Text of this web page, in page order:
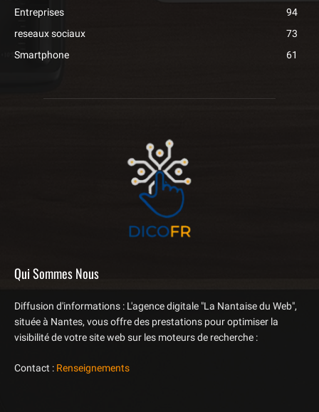
Entreprises
94
reseaux sociaux
73
Smartphone
61
Qui Sommes Nous
Diffusion d'informations : L'agence digitale "La Nantaise du Web",
située à Nantes, vous offre des prestations pour optimiser la
visibilité de votre site web sur les moteurs de recherche :
Contact : Renseignements